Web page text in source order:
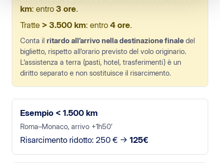
km: entro 3 ore.
Tratte > 3.500 km: entro 4 ore.
Conta il ritardo all’arrivo nella destinazione finale del
biglietto, rispetto all’orario previsto del volo originario.
L’assistenza a terra (pasti, hotel, trasferimenti) è un
diritto separato e non sostituisce il risarcimento.
Esempio < 1.500 km
Roma–Monaco, arrivo +1h50’
Risarcimento ridotto: 250 € → 125€